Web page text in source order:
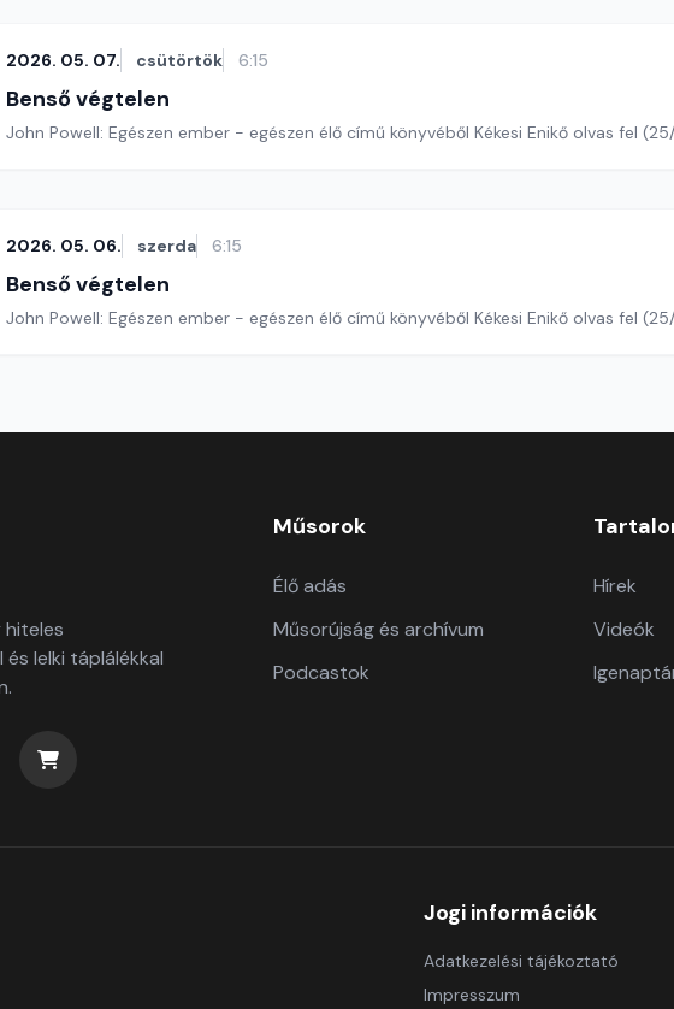
2026. 05. 07. csütörtök 6:15
Benső végtelen
John Powell: Egészen ember - egészen élő című könyvéből Kékesi Enikő olvas fel
2026. 05. 06. szerda 6:15
Benső végtelen
John Powell: Egészen ember - egészen élő című könyvéből Kékesi Enikő olvas fel
hiteles
lelki táplálékkal
Műsorok
Élő adás
Műsorújság és archívum
Podcastok
Hírek
Videók
Jogi információk
Adatkezelési tájékoztató
Impresszum